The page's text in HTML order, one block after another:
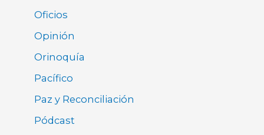
Oficios
Opinión
Orinoquía
Pacífico
Paz y Reconciliación
Pódcast